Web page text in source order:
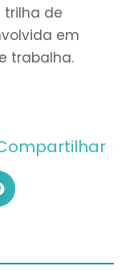
trilha de
em
trabalha.